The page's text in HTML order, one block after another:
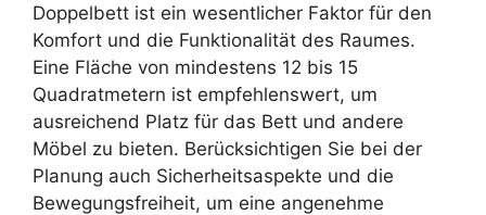
Doppelbett ist ein wesentlicher Faktor für den
Komfort und die Funktionalität des Raumes.
Eine Fläche von mindestens 12 bis 15
Quadratmetern ist empfehlenswert, um
ausreichend Platz für das Bett und andere
Möbel zu bieten. Berücksichtigen Sie bei der
Planung auch Sicherheitsaspekte und die
Bewegungsfreiheit, um eine angenehme